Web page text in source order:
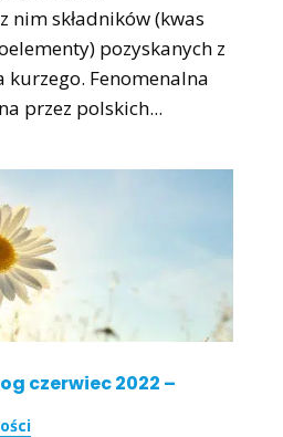
nim składników (kwas
pozyskanych z
kurzego. Fenomenalna
przez polskich...
czerwiec 2022 –